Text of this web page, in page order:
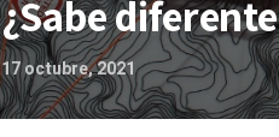
¿Sabe
17 octubre, 2021